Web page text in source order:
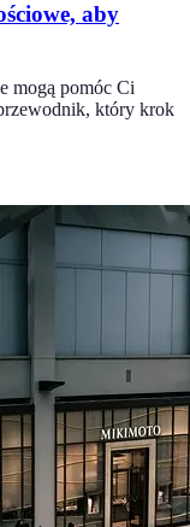
aby
mogą pomóc Ci
który krok